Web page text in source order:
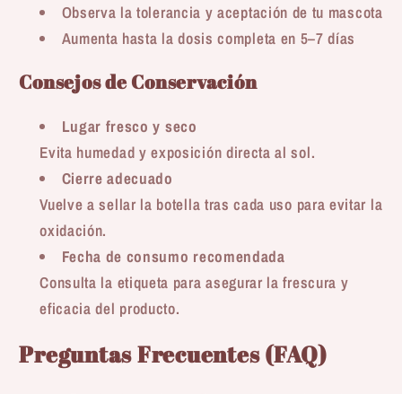
Observa la tolerancia y aceptación de tu mascota
Aumenta hasta la dosis completa en 5–7 días
Consejos de Conservación
Lugar fresco y seco
Evita humedad y exposición directa al sol.
Cierre adecuado
Vuelve a sellar la botella tras cada uso para evitar la
oxidación.
Fecha de consumo recomendada
Consulta la etiqueta para asegurar la frescura y
eficacia del producto.
Preguntas Frecuentes (FAQ)